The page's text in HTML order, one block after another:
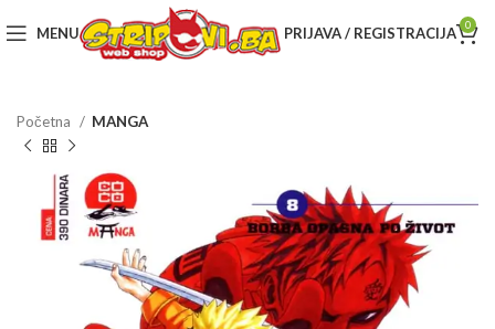
MENU PRIJAVA / REGISTRACIJA 0
Početna MANGA